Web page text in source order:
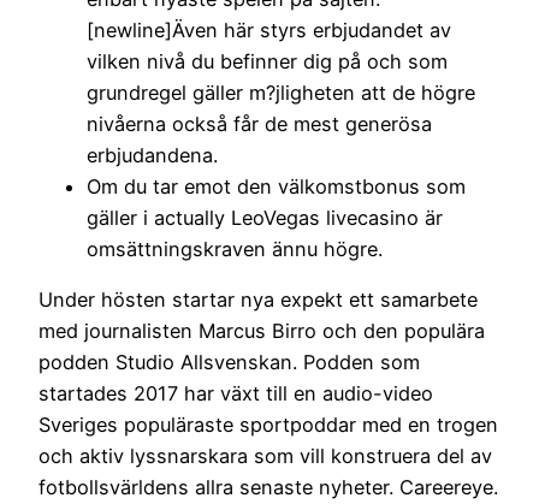
[newline]Även här styrs erbjudandet av
vilken nivå du befinner dig på och som
grundregel gäller m?jligheten att de högre
nivåerna också får de mest generösa
erbjudandena.
Om du tar emot den välkomstbonus som
gäller i actually LeoVegas livecasino är
omsättningskraven ännu högre.
Under hösten startar nya expekt ett samarbete
med journalisten Marcus Birro och den populära
podden Studio Allsvenskan. Podden som
startades 2017 har växt till en audio-video
Sveriges populäraste sportpoddar med en trogen
och aktiv lyssnarskara som vill konstruera del av
fotbollsvärldens allra senaste nyheter. Careereye.